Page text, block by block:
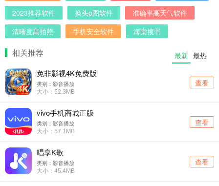
2023推荐软件
换头p图软件
准确率高天气软件
清晰度高拍照
手机安全软件 海棠搜书
相关推荐 最新 最热
免非影视4K免费版
类别：影音播放
大小：52.3MB
查看
vivo手机商城正版
类别：影音播放
大小：57.1MB
查看
唱享K歌
类别：影音播放
大小：45.4MB
查看